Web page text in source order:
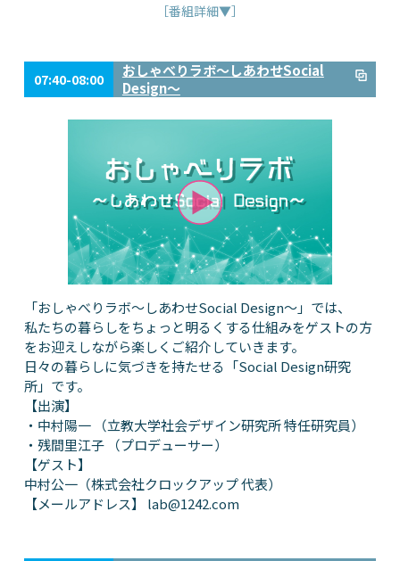
［番組詳細▼］
07:40-08:00
おしゃべりラボ～しあわせSocial
Design～
「おしゃべりラボ～しあわせSocial Design～」では、
私たちの暮らしをちょっと明るくする仕組みをゲストの方
をお迎えしながら楽しくご紹介していきます。
日々の暮らしに気づきを持たせる「Social Design研究
所」です。
【出演】
・中村陽一 （立教大学社会デザイン研究所 特任研究員）
・残間里江子 （プロデューサー）
【ゲスト】
中村公一（株式会社クロックアップ 代表）
【メールアドレス】 lab@1242.com